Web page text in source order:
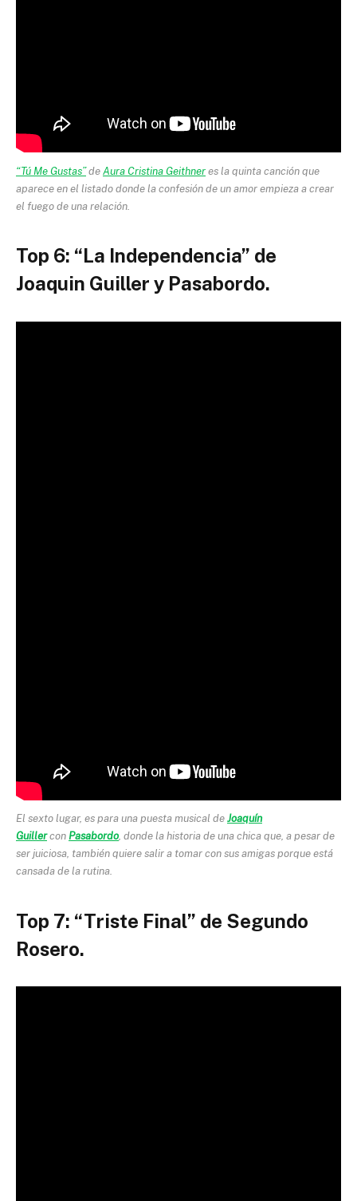
“Tú Me Gustas”deAura Cristina Geithneres la quinta canción que
aparece en el listado donde la confesión de un amor empieza a crear
el fuego de una relación.
Top 6: “La Independencia” de
Joaquin Guiller y Pasabordo.
El sexto lugar, es para una puesta musical deJoaquín
GuillerconPasabordo, donde la historia de una chica que, a pesar de
ser juiciosa, también quiere salir a tomar con sus amigas porque está
cansada de la rutina.
Top 7: “Triste Final” de Segundo
Rosero.